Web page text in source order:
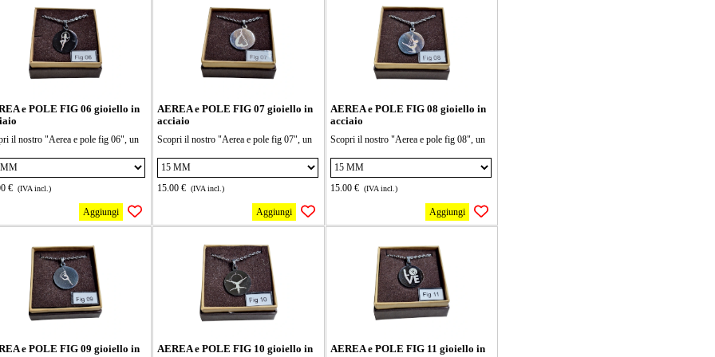
15 e 20 mm seleziona la forma
dimensioni 15 e 20 mm seleziona la forma
dimensioni 15 e 20 mm seleziona la forma
e POLE FIG 06 gioiello in
il nostro "Aerea e pole fig 06", un
Perfetto per chi cerca un tocco di
senza rinunciare alla comodità.
è lunga 40 cm + 5cm di
15 e 20 mm seleziona la forma
€ (IVA incl.)
Aggiungi
AEREA e POLE FIG 07 gioiello in
acciaio
Scopri il nostro "Aerea e pole fig 07", un
moderno. Perfetto per chi cerca un tocco di
eleganza senza rinunciare alla comodità.
la collana è lunga 40 cm + 5cm di
dimensioni 15 e 20 mm seleziona la forma
15.00 € (IVA incl.)
Aggiungi
AEREA e POLE FIG 08 gioiello in
acciaio
Scopri il nostro "Aerea e pole fig 08", un
moderno. Perfetto per chi cerca un tocco di
eleganza senza rinunciare alla comodità.
la collana è lunga 40 cm + 5cm di
dimensioni 15 e 20 mm seleziona la forma
15.00 € (IVA incl.)
Aggiungi
e POLE FIG 09 gioiello in
AEREA e POLE FIG 10 gioiello in
AEREA e POLE FIG 11 gioiello in